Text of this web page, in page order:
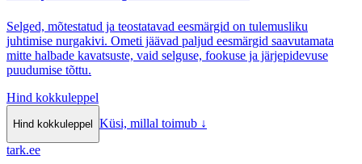
Selged, mõtestatud ja teostatavad eesmärgid on tulemusliku
juhtimise nurgakivi. Ometi jäävad paljud eesmärgid saavutamata
mitte halbade kavatsuste, vaid selguse, fookuse ja järjepidevuse
puudumise tõttu.
Hind kokkuleppel
Hind kokkuleppel Küsi, millal toimub ↓
tark.ee